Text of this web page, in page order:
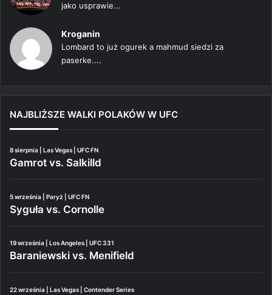
jako usprawie...
Kroganin
Lombard to już ogurek a mahmud siedzi za
paserke....
NAJBLIŻSZE WALKI POLAKÓW W UFC
8 sierpnia | Las Vegas | UFC FN
Gamrot vs. Salkilld
5 września | Paryż | UFC FN
Syguła vs. Cornolle
19 września | Los Angeles | UFC 331
Baraniewski vs. Menifield
22 września | Las Vegas | Contender Series